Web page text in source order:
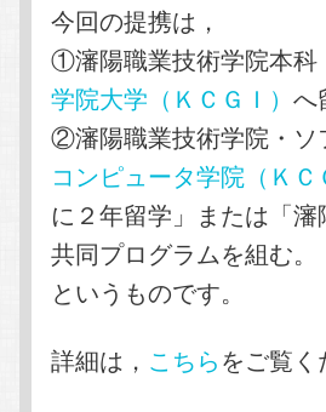
今回の提携は，
①瀋陽職業技術学院本科
学院大学（ＫＣＧＩ）へ
②瀋陽職業技術学院・ソ
コンピュータ学院（ＫＣ
に２年留学」または「
共同プログラムを組む。
というものです。
詳細は， こちらをご覧く